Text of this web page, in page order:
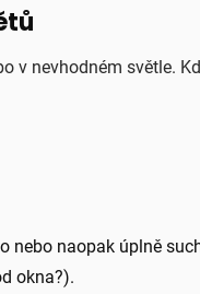
v nevhodném světle.
nebo naopak úplně
okna?).